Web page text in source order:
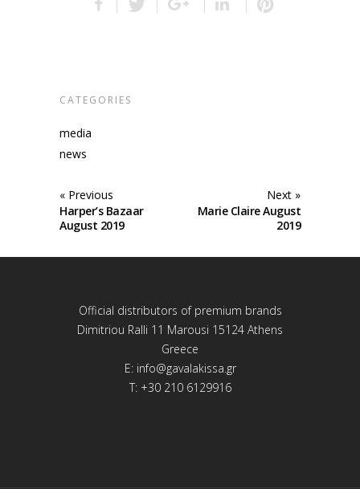
CATEGORIES
media
news
« Previous
Harper’s Bazaar
August 2019
Next »
Marie Claire August
2019
Official distributors of premium brands
Dimitriou Ralli 11 Marousi 15124 Athens
Greece
E: info@gavalakissa.gr
T: +30 210 6129916